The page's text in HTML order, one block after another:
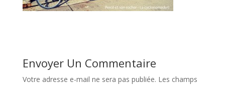
Envoyer Un Commentaire
Votre adresse e-mail ne sera pas publiée. Les champs